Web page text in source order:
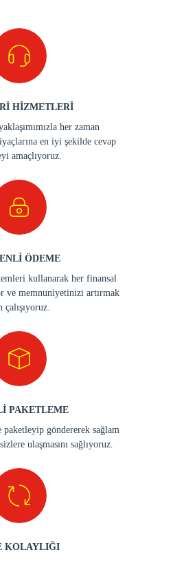
HİZMETLERİ
her zaman
en iyi şekilde cevap
amaçlıyoruz.
ÖDEME
kullanarak her finansal
ve memnuniyetinizi artırmak
çalışıyoruz.
PAKETLEME
göndererek sağlam
ulaşmasını sağlıyoruz.
KOLAYLIĞI